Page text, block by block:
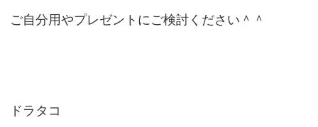
ご自分用やプレゼントにご検討ください＾＾
ドラタコ